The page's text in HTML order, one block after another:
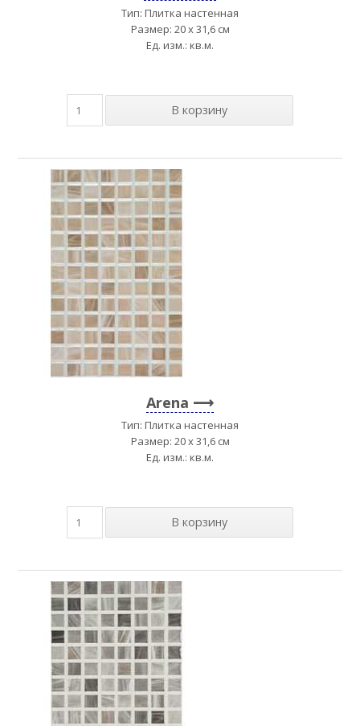
Тип: Плитка настенная
Размер: 20 x 31,6 см
Ед. изм.: кв.м.
Arena
Тип: Плитка настенная
Размер: 20 x 31,6 см
Ед. изм.: кв.м.